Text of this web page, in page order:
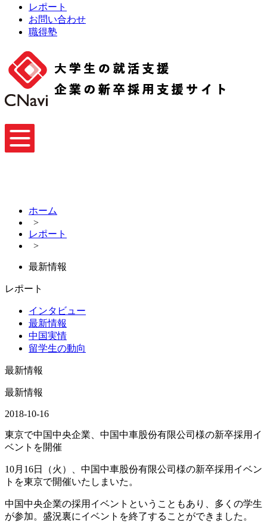
レポート
お問い合わせ
職得塾
ホーム
>
レポート
>
最新情報
レポート
インタビュー
最新情報
中国実情
留学生の動向
最新情報
最新情報
2018-10-16
東京で中国中央企業、中国中車股份有限公司様の新卒採用イ
ベントを開催
10月16日（火）、中国中車股份有限公司様の新卒採用イベン
トを東京で開催いたしまいた。
中国中央企業の採用イベントということもあり、多くの学生
が参加。盛況裏にイベントを終了することができました。